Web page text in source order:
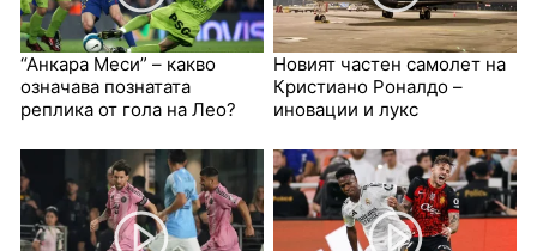
“Анкара Меси” – какво
означава познатата
реплика от гола на Лео?
Новият частен самолет на
Кристиано Роналдо –
иновации и лукс